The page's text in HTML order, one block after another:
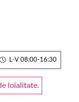
L-V 08:00-16:30
loialitate.